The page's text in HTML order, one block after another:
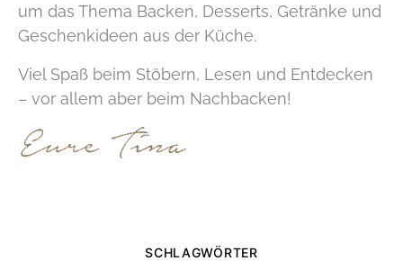
um das Thema Backen, Desserts, Getränke und
Geschenkideen aus der Küche.
Viel Spaß beim Stöbern, Lesen und Entdecken
– vor allem aber beim Nachbacken!
SCHLAGWÖRTER